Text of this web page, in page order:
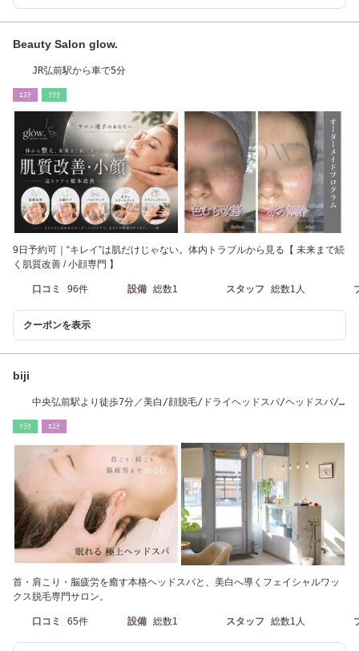
Beauty Salon glow.
JR弘前駅から車で5分
ｴｽﾃ ﾘﾗｸ
9日予約可｜“キレイ”は肌だけじゃない。体内トラブルから見る【 未来まで続
く肌質改善 / 小顔専門 】
口コミ 96件 設備 総数1 スタッフ 総数1人
クーポンを表示
biji
中央弘前駅より徒歩7分／美白/顔脱毛/ドライヘッドスパ/ヘッドスパ/
ﾘﾗｸ ｴｽﾃ
首・肩こり・脳疲労を癒す本格ヘッドスパと、美白へ導くフェイシャルワッ
クス脱毛専門サロン。
口コミ 65件 設備 総数1 スタッフ 総数1人